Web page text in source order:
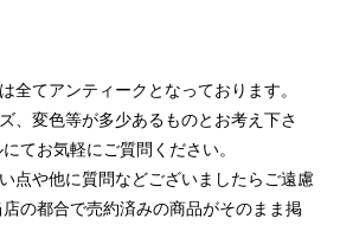
全てアンティークとなっております。
、変色等が多少あるものとお考え下さ
てお気軽にご質問ください。
点や他に質問などございましたらご遠慮
の都合で売約済みの商品がそのまま掲